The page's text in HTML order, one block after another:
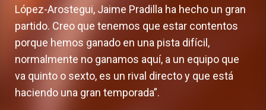
López-Arostegui, Jaime Pradilla ha hecho un gran
partido. Creo que tenemos que estar contentos
porque hemos ganado en una pista difícil,
normalmente no ganamos aquí, a un equipo que
va quinto o sexto, es un rival directo y que está
haciendo una gran temporada”.